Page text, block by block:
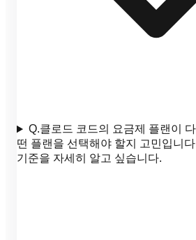
Q.클로드 코드의 요금제 플랜이
떤 플랜을 선택해야 할지 고민입니
기준을 자세히 알고 싶습니다.